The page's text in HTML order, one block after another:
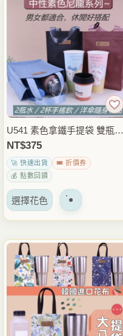
多
種
變
體。
可
以
在
產
頁
上
擇
U541 素色拿鐵手提袋 雙瓶水
壺袋 900cc*2瓶大容量飲料杯
袋 保溫瓶提袋 外出通勤隨身
提袋 雨朵防水包
NT$375
🚀 快速出貨
🎟️ 折價券
💰 點數回饋
選擇花色 該
有
多
種
變
體。
可
以